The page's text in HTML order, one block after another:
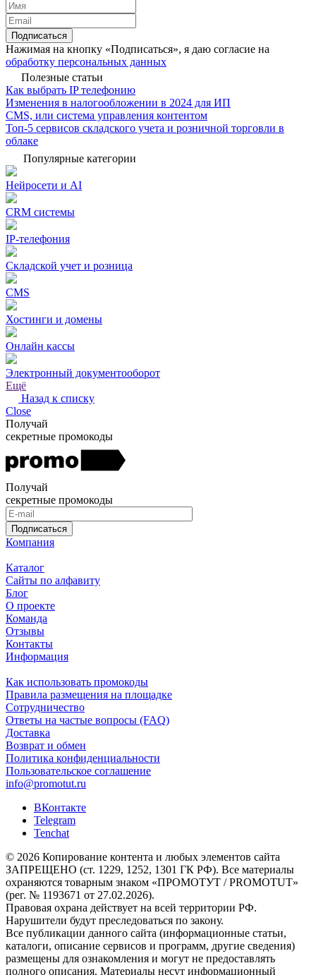
Подписаться
Нажимая на кнопку «Подписаться», я даю согласие на
обработку персональных данных
Полезные статьи
Как выбрать IP телефонию
Изменения в налогообложении в 2024 для ИП
CMS, или система управления контентом
Топ-5 сервисов складского учета и розничной торговли в
облаке
Популярные категории
Нейросети и AI
CRM системы
IP-телефония
Складской учет и розница
CMS
Хостинги и домены
Онлайн кассы
Электронный документооборот
Ещё
Назад к списку
Close
Получай
секретные промокоды
Получай
секретные промокоды
Подписаться
Компания
Каталог
Сайты по алфавиту
Блог
О проекте
Команда
Отзывы
Контакты
Информация
Как использовать промокоды
Правила размещения на площадке
Сотрудничество
Ответы на частые вопросы (FAQ)
Доставка
Возврат и обмен
Политика конфиденциальности
Пользовательское соглашение
info@promotut.ru
ВКонтакте
Telegram
Tenchat
© 2026 Копирование контента и любых элементов сайта
ЗАПРЕЩЕНО (ст. 1229, 1252, 1301 ГК РФ). Все материалы
охраняются товарным знаком «ПРОМОТУТ / PROMOTUT»
(рег. № 1193671 от 27.02.2026).
Правовая охрана действует на всей территории РФ.
Нарушители будут преследоваться по закону.
Все публикации данного сайта (информационные статьи,
каталоги, описание сервисов и программ, другие сведения)
размещены для ознакомления и могут не предоставлять
полного описания. Материалы несут информационный